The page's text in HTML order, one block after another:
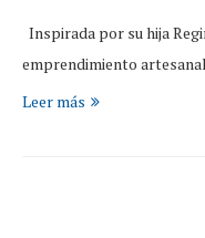
Inspirada por su hija
emprendimiento
Leer más